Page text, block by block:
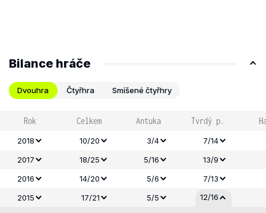
Bilance hráče
Dvouhra Čtyřhra Smíšené čtyřhry
Rok Celkem Antuka Tvrdý p.
2018 10/20 3/4 7/14
2017
18/25 5/16
13/9
2016
14/20 5/6
7/13
2015
17/21 5/5 12/16